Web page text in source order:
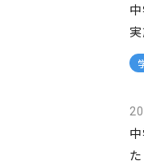
た